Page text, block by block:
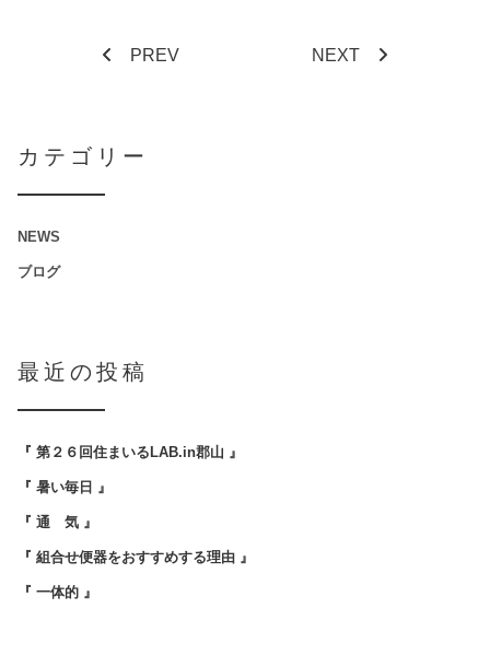
PREV NEXT
カテゴリー
NEWS
ブログ
最近の投稿
『 第２６回住まいるLAB.in郡山 』
『 暑い毎日 』
『 通 気 』
『 組合せ便器をおすすめする理由 』
『 一体的 』